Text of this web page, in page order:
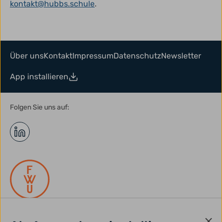
kontakt@hubbs.schule.
Über unsKontaktImpressumDatenschutzNewsletter
App installieren
Folgen Sie uns auf: